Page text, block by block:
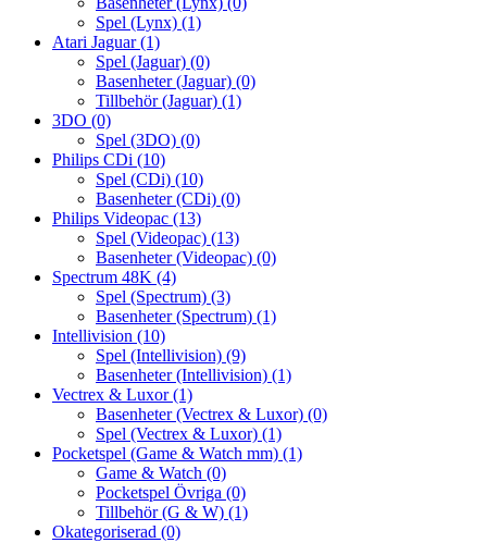
Spel (Lynx) (1)
Atari Jaguar(1)
Spel (Jaguar) (0)
Basenheter (Jaguar) (0)
Tillbehör (Jaguar) (1)
3DO (0)
Spel (3DO) (0)
Philips CDi (10)
Spel (CDi) (10)
Basenheter (CDi) (0)
Philips Videopac (13)
Spel (Videopac) (13)
Basenheter (Videopac) (0)
Spectrum 48K (4)
Spel (Spectrum) (3)
Basenheter (Spectrum) (1)
Intellivision (10)
Spel (Intellivision) (9)
Basenheter (Intellivision) (1)
Vectrex & Luxor(1)
Basenheter (Vectrex & Luxor) (0)
Spel (Vectrex & Luxor) (1)
Pocketspel (Game & Watch mm) (1)
Game & Watch (0)
Pocketspel Övriga (0)
Tillbehör (G & W) (1)
Okategoriserad (0)